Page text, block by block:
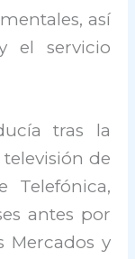
así
el servicio
tras la
de
Telefónica,
antes por
Mercados y